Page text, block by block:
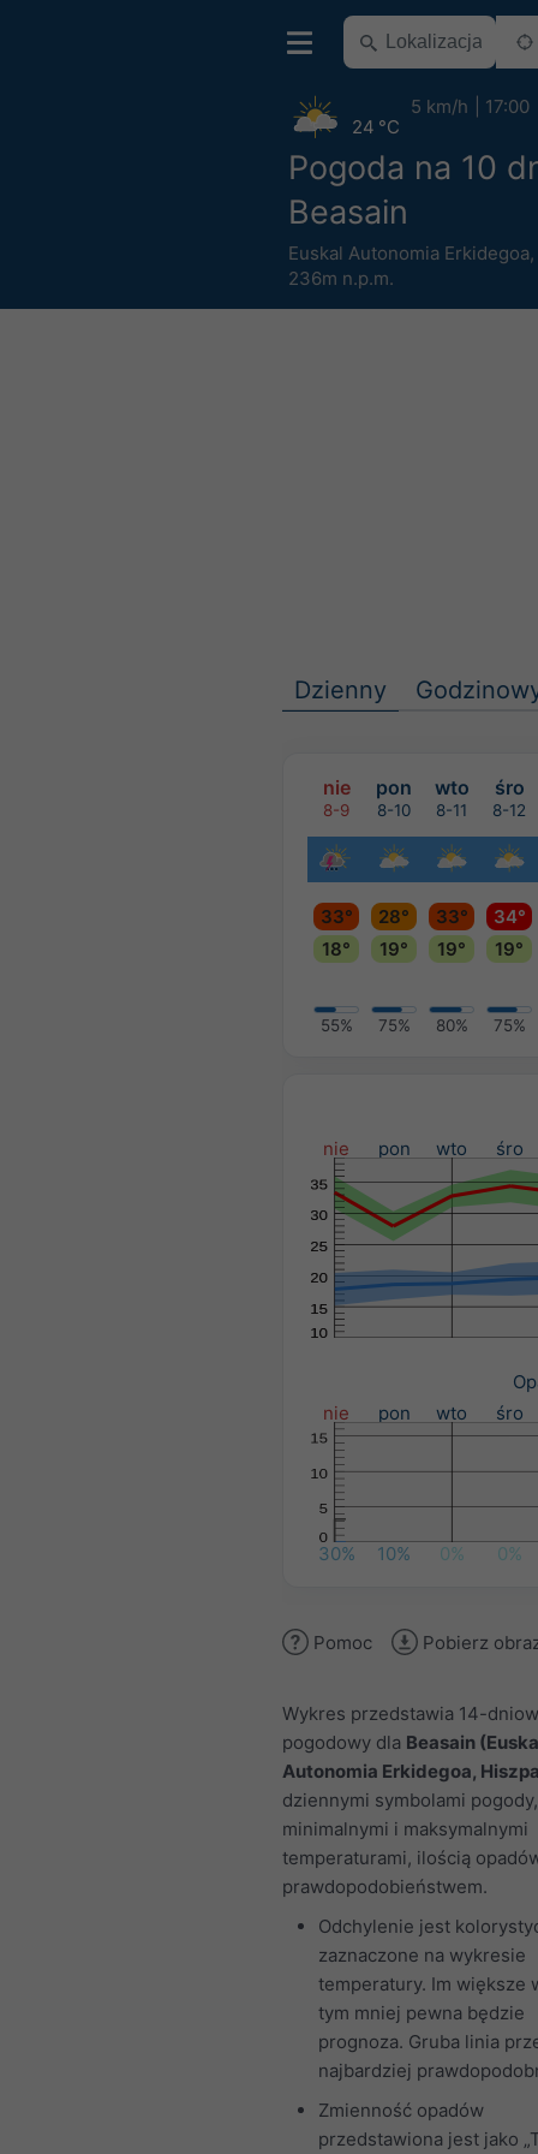
Pogoda na 10
Beasain
Euskal Autonomia Erkidegoa,
236m n.p.m.
24 °C
5 km/h 17:00
Dzienny
nie pon wto śro
8-9 8-10 8-11 8-12
33° 28° 33°
34°
18°
19° 19° 19°
55% 75% 80% 75%
nie pon wto śro
nie
pon wto śro
30% 10% 0% 0%
Pomoc Pobierz
Wykres przedstawia 14-
pogodowy dla Beasain
Autonomia Erkidegoa,
dziennymi symbolami pogody,
minimalnymi i maksymalnymi
temperaturami, ilością
prawdopodobieństwem.
Odchylenie jest
zaznaczone na wykresie
temperatury. Im większe
tym mniej pewna będzie
prognoza. Gruba linia
najbardziej
Zmienność opadów
przedstawiona jest jako